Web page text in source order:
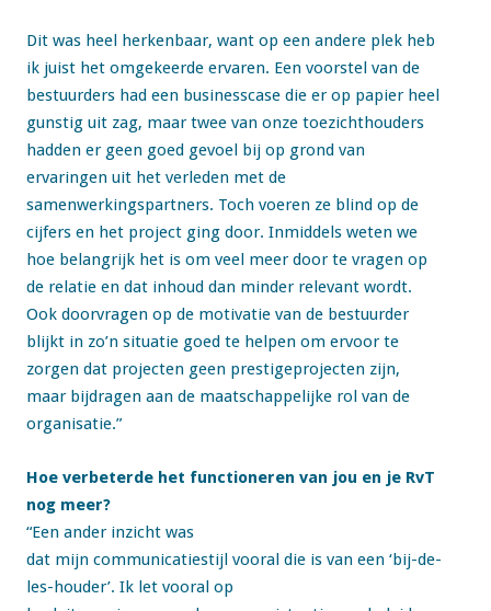
Dit was heel herkenbaar, want op een andere plek heb
ik juist het omgekeerde ervaren. Een voorstel van de
bestuurders had een businesscase die er op papier heel
gunstig uit zag, maar twee van onze toezichthouders
hadden er geen goed gevoel bij op grond van
ervaringen uit het verleden met de
samenwerkingspartners. Toch voeren ze blind op de
cijfers en het project ging door. Inmiddels weten we
hoe belangrijk het is om veel meer door te vragen op
de relatie en dat inhoud dan minder relevant wordt.
Ook doorvragen op de motivatie van de bestuurder
blijkt in zo’n situatie goed te helpen om ervoor te
zorgen dat projecten geen prestigeprojecten zijn,
maar bijdragen aan de maatschappelijke rol van de
organisatie.”
Hoe verbeterde het functioneren van jou en je RvT
nog meer?
“Een ander inzicht was
dat mijn communicatiestijl vooral die is van een ‘bij-de-
les-houder’. Ik let vooral op